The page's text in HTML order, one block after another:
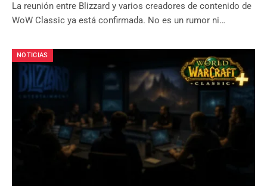
La reunión entre Blizzard y varios creadores de contenido de
WoW Classic ya está confirmada. No es un rumor ni…
NOTICIAS